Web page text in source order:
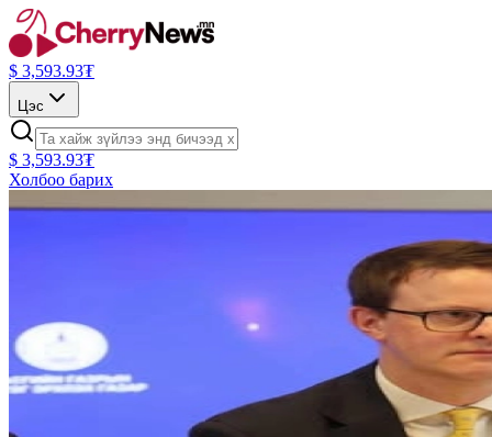
$ 3,593.93₮
Цэс
$ 3,593.93₮
Холбоо барих